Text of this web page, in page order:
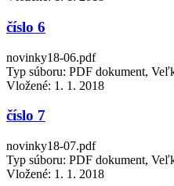
číslo 6
novinky18-06.pdf
Typ súboru: PDF dokument,
Vložené: 1. 1. 2018
číslo 7
novinky18-07.pdf
Typ súboru: PDF dokument,
Vložené: 1. 1. 2018